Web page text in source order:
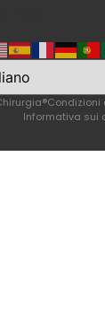
Condizioni
Informativa sui